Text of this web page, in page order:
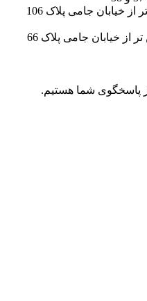
شعبه دو : تهران خیابان حافظ پایین تر از خیابان جامی پلاک 106
شعبه سه : تهران خیابان حافظ پایین تر از خیابان جامی پلاک 66